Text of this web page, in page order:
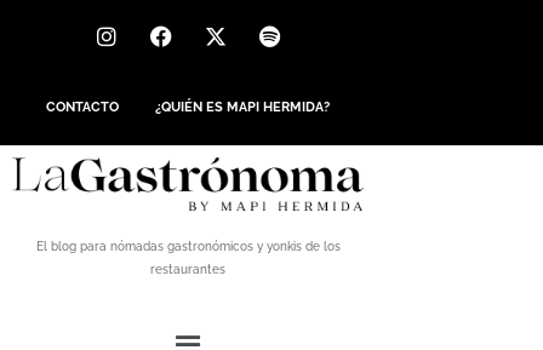
CONTACTO ¿QUIÉN ES MAPI HERMIDA?
El blog para nómadas gastronómicos y yonkis de los
restaurantes